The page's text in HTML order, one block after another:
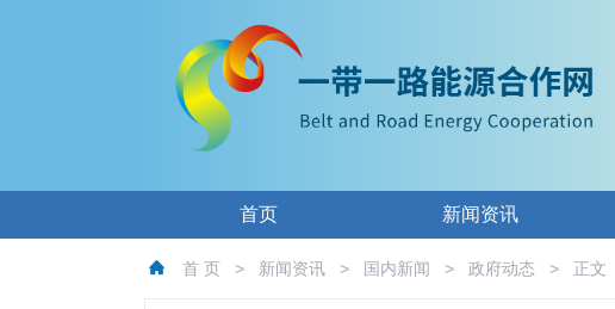
首页 新闻资讯
首 页 > 新闻资讯 > 国内新闻 > 政府动态 > 正文